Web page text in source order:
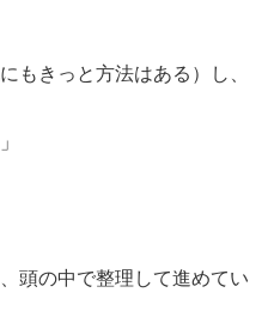
もきっと方法はある）し、
頭の中で整理して進めてい